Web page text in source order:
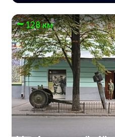
128 км